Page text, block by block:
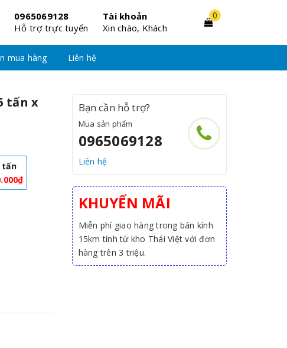
0965069128
Hỗ trợ trực tuyến
Tài khoản
Xin chào, Khách
0
mua hàng Liên hệ
tấn x
tấn
Bạn cần hỗ trợ?
Mua sản phẩm
0965069128
Liên hệ
KHUYẾN MÃI
Miễn phí giao hàng trong bán kính
15km tính từ kho Thái Việt với đơn
hàng trên 3 triệu.